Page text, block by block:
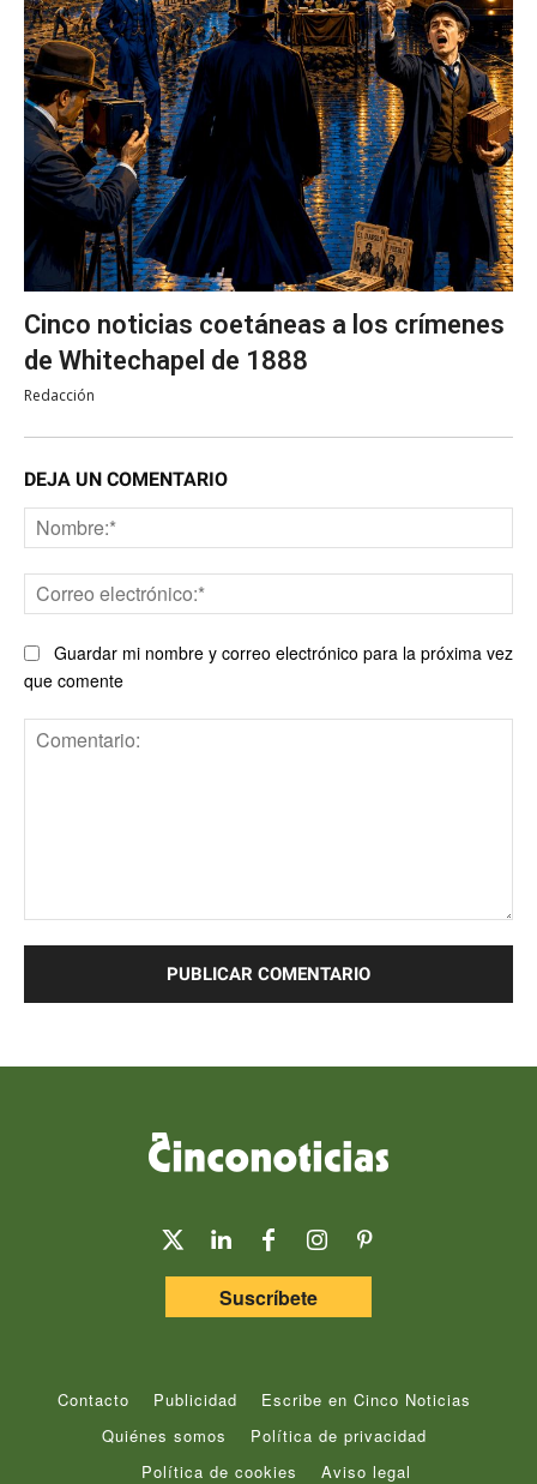
Cinco noticias coetáneas a los crímenes
de Whitechapel de 1888
Redacción
DEJA UN COMENTARIO
Guardar mi nombre y correo electrónico para la próxima vez
que comente
Suscríbete
Contacto Publicidad
Escribe en Cinco Noticias
Quiénes somos
Política de privacidad
Política de cookies
Aviso legal